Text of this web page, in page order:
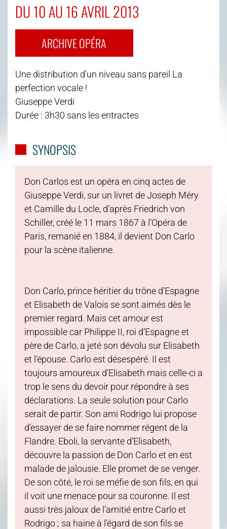
DU 10 AU 16 AVRIL 2013
ARCHIVE OPÉRA
Une distribution d’un niveau sans pareil La
perfection vocale !
Giuseppe Verdi
Durée : 3h30 sans les entractes
SYNOPSIS
Don Carlos est un opéra en cinq actes de
Giuseppe Verdi, sur un livret de Joseph Méry
et Camille du Locle, d’après Friedrich von
Schiller, créé le 11 mars 1867 à l’Opéra de
Paris, remanié en 1884, il devient Don Carlo
pour la scène italienne.
Don Carlo, prince héritier du trône d’Espagne
et Elisabeth de Valois se sont aimés dès le
premier regard. Mais cet amour est
impossible car Philippe II, roi d’Espagne et
père de Carlo, a jeté son dévolu sur Elisabeth
et l’épouse. Carlo est désespéré. Il est
toujours amoureux d’Elisabeth mais celle-ci a
trop le sens du devoir pour répondre à ses
déclarations. La seule solution pour Carlo
serait de partir. Son ami Rodrigo lui propose
d’essayer de se faire nommer régent de la
Flandre. Eboli, la servante d’Elisabeth,
découvre la passion de Don Carlo et en est
malade de jalousie. Elle promet de se venger.
De son côté, le roi se méfie de son fils, en qui
il voit une menace pour sa couronne. Il est
aussi très jaloux de l’amitié entre Carlo et
Rodrigo ; sa haine à l’égard de son fils se